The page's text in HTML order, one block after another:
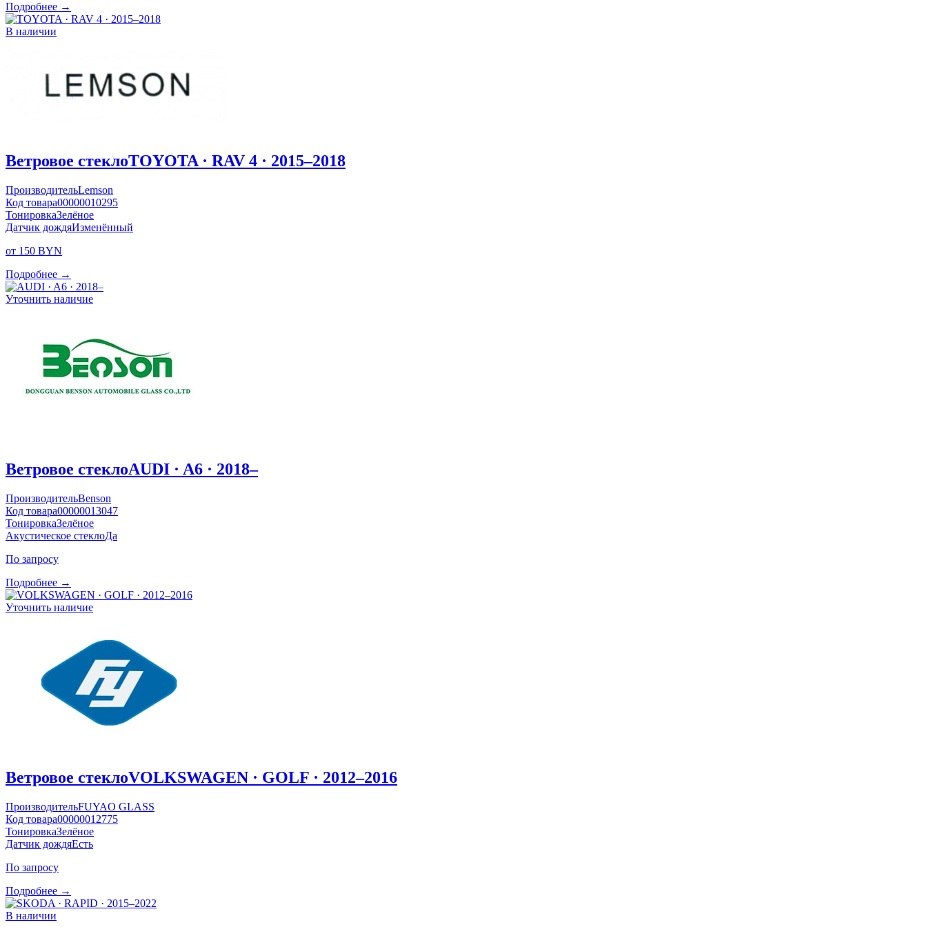
Подробнее →
В наличии
Ветровое стеклоTOYOTA · RAV 4 · 2015–2018
ПроизводительLemson
Код товара00000010295
ТонировкаЗелёное
Датчик дождяИзменённый
от 150 BYN
Подробнее →
Уточнить наличие
Ветровое стеклоAUDI · A6 · 2018–
ПроизводительBenson
Код товара00000013047
ТонировкаЗелёное
Акустическое стеклоДа
По запросу
Подробнее →
Уточнить наличие
Ветровое стеклоVOLKSWAGEN · GOLF · 2012–2016
ПроизводительFUYAO GLASS
Код товара00000012775
ТонировкаЗелёное
Датчик дождяЕсть
По запросу
Подробнее →
В наличии